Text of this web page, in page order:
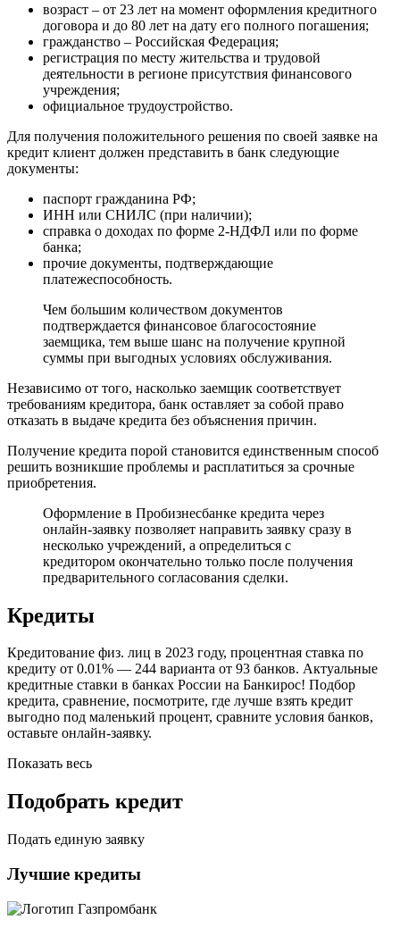
возраст – от 23 лет на момент оформления кредитного
договора и до 80 лет на дату его полного погашения;
гражданство – Российская Федерация;
регистрация по месту жительства и трудовой
деятельности в регионе присутствия финансового
учреждения;
официальное трудоустройство.
Для получения положительного решения по своей заявке на
кредит клиент должен представить в банк следующие
документы:
паспорт гражданина РФ;
ИНН или СНИЛС (при наличии);
справка о доходах по форме 2-НДФЛ или по форме
банка;
прочие документы, подтверждающие
платежеспособность.
Чем большим количеством документов
подтверждается финансовое благосостояние
заемщика, тем выше шанс на получение крупной
суммы при выгодных условиях обслуживания.
Независимо от того, насколько заемщик соответствует
требованиям кредитора, банк оставляет за собой право
отказать в выдаче кредита без объяснения причин.
Получение кредита порой становится единственным способ
решить возникшие проблемы и расплатиться за срочные
приобретения.
Оформление в Пробизнесбанке кредита через
онлайн-заявку позволяет направить заявку сразу в
несколько учреждений, а определиться с
кредитором окончательно только после получения
предварительного согласования сделки.
Кредиты
Кредитование физ. лиц в 2023 году, процентная ставка по
кредиту от 0.01% — 244 варианта от 93 банков. Актуальные
кредитные ставки в банках России на Банкирос! Подбор
кредита, сравнение, посмотрите, где лучше взять кредит
выгодно под маленький процент, сравните условия банков,
оставьте онлайн-заявку.
Показать весь
Подобрать кредит
Подать единую заявку
Лучшие кредиты